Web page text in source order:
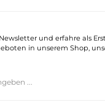
und erfahre als
in unserem Shop,